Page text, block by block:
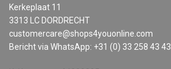
Kerkeplaat 11
3313 LC DORDRECHT
customercare@shops4youonline.com
Bericht via WhatsApp: +31 (0) 33 258 43 43